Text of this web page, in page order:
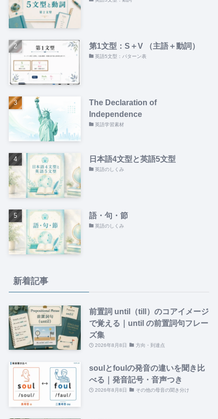
第1文型：S＋V （主語＋動詞）
英語5文型：パターン表
The Declaration of
Independence
英語学習素材
日本語4文型と英語5文型
英語のしくみ
語・句・節
英語のしくみ
新着記事
前置詞 until（till）のコアイメージ
で覚える｜until の前置詞句フレー
ズ集
2026年8月8日 方向・到達点
soulとfoulの発音の違いを聞き比
べる｜発音記号・音声つき
2026年8月8日 その他の母音の聞き分け